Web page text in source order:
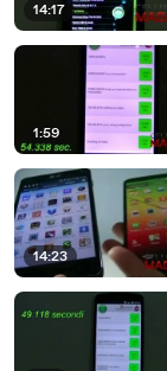
14:17
1:59
14:23